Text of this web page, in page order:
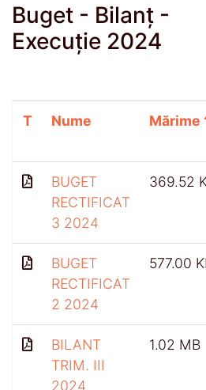
Buget - Bilanț -
Execuție 2024
T Nume Mărime
BUGET
RECTIFICAT
3 2024
369.52
BUGET
RECTIFICAT
2 2024
577.00
BILANT
TRIM. III
2024
1.02 MB